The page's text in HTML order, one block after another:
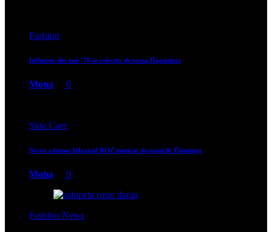
Fashion
Influente din anii ’70 in colectia de iarna Hispanitas
Mona 0
Skin Care
Nivea a lansat bifazicul ROZ inspirat de pasarile Flamingo
Mona 0
Fashion News